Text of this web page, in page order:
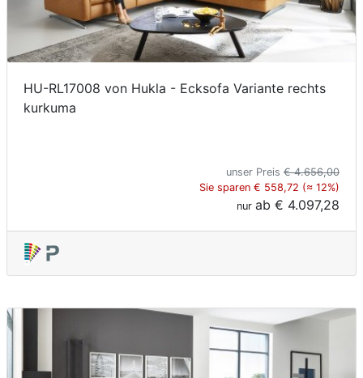
HU-RL17008 von Hukla - Ecksofa Variante rechts
kurkuma
unser Preis € 4.656,00
Sie sparen € 558,72 (≈ 12%)
nur ab € 4.097,28